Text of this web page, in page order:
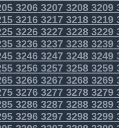
3206320732083209
3216321732183219
3226322732283229
3236323732383239
3246324732483249
3256325732583259
3266326732683269
3276327732783279
3286328732883289
3296329732983299